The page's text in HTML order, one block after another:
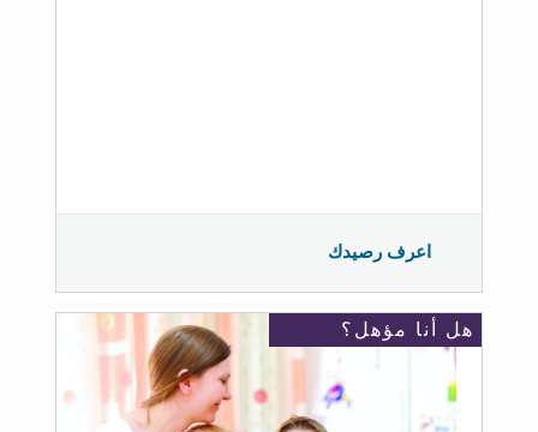
اعرف رصيدك
هل أنا مؤهل؟